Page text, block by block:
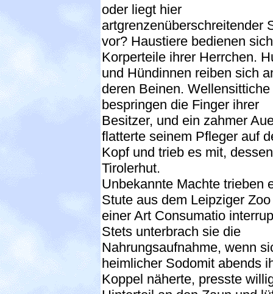
oder liegt hier
artgrenzenüberschreitender
vor? Haustiere bedienen
Korperteile ihrer Herrchen.
und Hündinnen reiben sich
deren Beinen. Wellensittiche
bespringen die Finger ihrer
Besitzer, und ein zahmer
flatterte seinem Pfleger auf
Kopf und trieb es mit, dessen
Tirolerhut.
Unbekannte Machte trieben
Stute aus dem Leipziger
einer Art Consumatio
Stets unterbrach sie die
Nahrungsaufnahme, wenn
heimlicher Sodomit abends
Koppel näherte, presste